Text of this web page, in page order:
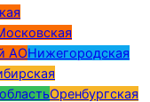
АОНижегородская
Оренбургская